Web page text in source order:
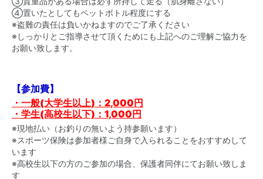
④置いたとしてもペットボトル程度にする
※盗難の責任は負いかねますのでご了承ください
※しっかりとご指導させて頂くためにも上記へのご理解ご協力を
お願い致します。
【参加費】
・一般(大学生以上)：2,000円
・学生(高校生以下)：1,000円
※現地払い（お釣りの無いよう持参願います）
※スポーツ保険は参加者様ご自身で入られることをおすすめして
います
※高校生以下の方のご参加の場合、保護者同伴にてお願い致しま
す